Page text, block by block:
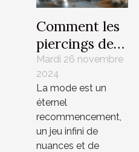
Comment les
piercings de
nombril
peuvent
mettre en
valeur votre
look
Mardi 26 novembre
2024
La mode est un
éternel
recommencement,
un jeu infini de
nuances et de